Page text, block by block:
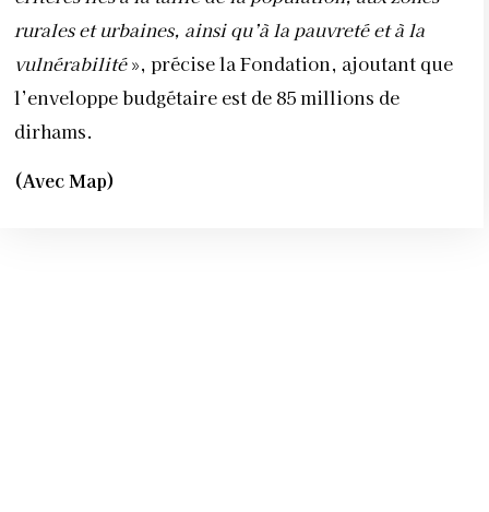
rurales et urbaines, ainsi qu’à la pauvreté et à la
vulnérabilité», précise la Fondation, ajoutant que
l’enveloppe budgétaire est de 85 millions de
dirhams.
(Avec Map)